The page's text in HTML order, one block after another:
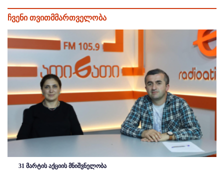
ჩვენი თვითმმართველობა
31 მარტის აქციის მნიშვნელობა